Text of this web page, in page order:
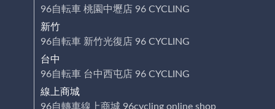
96自転車 桃園中壢店 96 CYCLING
新竹
96自転車 新竹光復店 96 CYCLING
台中
96自転車 台中西屯店 96 CYCLING
線上商城
96自轉車線上商城 96cycling online shop